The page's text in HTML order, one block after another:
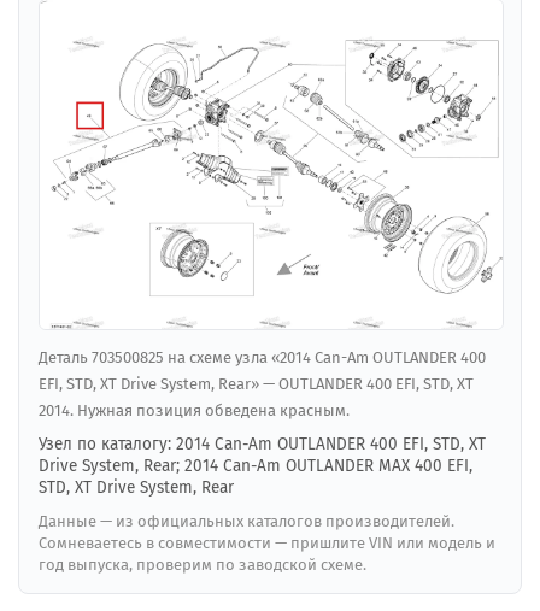
Деталь 703500825 на схеме узла «2014 Can-Am OUTLANDER 400
EFI, STD, XT Drive System, Rear» — OUTLANDER 400 EFI, STD, XT
2014. Нужная позиция обведена красным.
Узел по каталогу: 2014 Can-Am OUTLANDER 400 EFI, STD, XT
Drive System, Rear; 2014 Can-Am OUTLANDER MAX 400 EFI,
STD, XT Drive System, Rear
Данные — из официальных каталогов производителей.
Сомневаетесь в совместимости — пришлите VIN или модель и
год выпуска, проверим по заводской схеме.